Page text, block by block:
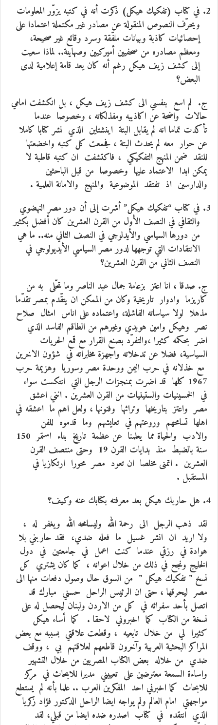
في كتاب (تفكيك هيكل) ذكرت أنه في كتبه يزوّر المعلومات
ويحرّف النصوص المنقولة عن مصادر غير مكتملة اعتمادا على
إحصائيات كاذبة وبيانات ملفّقة وسرد وقائع غير صحيحة،
ومعظم مصادره من صحفيين أميركيين وصهاينة.. لماذا سعيت
إلى كشف زيف هيكل رغم أنه كان يعد قامة إعلامية لدى
البعض؟
ج. لم اسع بنفسي الى كشف زيف هيكل ، بل انكشفت امامي
حالات واضحة عن اكاذيبه ومفذلكاته ، وخصوصا عندما
تأكدت تماما انه لم يقابل البتة اينشتاين الذي نشر كتابا كاملا
عن حوار معه لم يحدث البتة ، فجمعت كل كتبه واخضعتها
للنقد ضمن المنهج التفكيكي ، فاكتشفت ان كتبه قاطبة لا
يمكن ابدا الاعتماد عليها وخصوصا من قبل الباحثين
والدارسين اذ تفتقد الموضوعية والمنهج والامانة العلمية .
في كتاب “تفكيك هيكل” أشرت إلى أن دور مصر النهضوي
والثقافي في النصف الأول من القرن العشرين كان أفضل بكثير
من دورها السياسي والأيدلوجي في النصف الثاني منه.. ما هي
الانتقادات التي توجهها لدور مصر السياسي الأيديولوجي في
النصف الثاني من القرن العشرين؟
ج. صدقا ، انا اعتز بزعامة جمال عبد الناصر وما تحّلى به من
كاريزما وادوار تاريخية وكان من الممكن ان يتقّدم بمصر تقدّما
مذهلا لولا سياساته الفاشلة، واعتماده على اناس امثال صلاح
نصر وهيكل وامين هويدي وغيرهم من الطاقم الفاسد الذي
اضر بحكمه كثيرا ،والتفرّد بصنع القرار مع قمع الحريات
السياسية، فضلا عن تدخلاته واجهزة مخابراته في شؤون الاخرين
مع خذلانه في حرب اليمن ووحدة مصر وسوريا وهزيمة حرب
1967 كلها قد اضرت بمنجزات الرجل التي انتكست سواء
في الخمسينيات والستينيات من القرن العشرين . انني اعشق
مصر واعتز بتاريخها وتراثها وفنونها ، ولعل اهم ما اعشقه في
اهلها تسامحهم وروعتهم في تعايشهم وما قدموه للفن
والادب والحياة مما يعلمنا عن عظمة تاريخ بناء استمر 150
سنة بالضبط منذ بدايات القرن 19 وحتى منتصف القرن
العشرين . اتمنى مخلصا ان تعود مصر محورا ارتكازيا في
المستقبل .
هل حاربك هيكل بعد معرفته بكتابك عنه وكيف؟
لقد ذهب الرجل الى رحمة الله وليسامحه الله ويغفر له ،
ولا اريد ان انشر غسيل ما فعله ضدي، فقد حاربني بلا
هوادة في رزقي عندما كنت اعمل في جامعتين في دول
الخليج ونجح في ذلك من خلال اعوانه ، كما كان يشتري كل
نسخ ” تفكيك هيكل ” من السوق حال وصول دفعات منها الى
مصر ليحرقها ، حتى ان الرئيس الراحل حسني مبارك قد
اتصل بأحد سفرائه في كل من الاردن ولبنان ليحصل له على
نسخة من الكتاب كما اخبروني لاحقا . كما أساء هيكل
كثيرا لي من خلال تابعيه ، وقطعت علاقتي بسببه مع بعض
المراكز البحثية العربية وآخرون قاطعهم لعلاقتهم بي ، ووقف
ضدي من خلاله بعض الكتاب المصريين من خلال التشهير
واساءة السمعة معترضين على تعييني مديرا للابحاث في مركز
للابحاث كما اخبرني احد المفكرين العرب .. علما بأنه لم يستطع
مواجهتي امام العالم ولم يواجه ايضا الراحل الدكتور فؤاد زكريا
الذي انتقده في كتاب اصدره ضده ايضا من قبلي، لقد